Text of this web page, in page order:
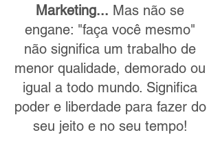
Marketing... Mas não se
engane: "faça você mesmo"
não significa um trabalho de
menor qualidade, demorado ou
igual a todo mundo. Significa
poder e liberdade para fazer do
seu jeito e no seu tempo!